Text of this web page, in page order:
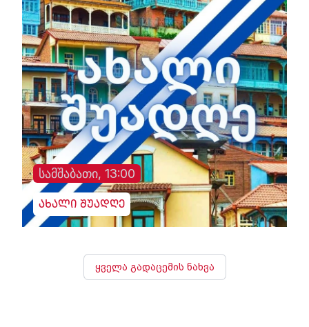
სამშაბათი, 13:00
ახალი შუადღე
ყველა გადაცემის ნახვა